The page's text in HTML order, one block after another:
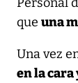
queuna
Una vez
en la